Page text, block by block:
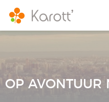
OP AVONTUUR